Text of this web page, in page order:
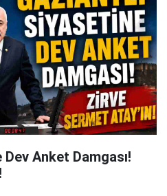
Anket Damgası!